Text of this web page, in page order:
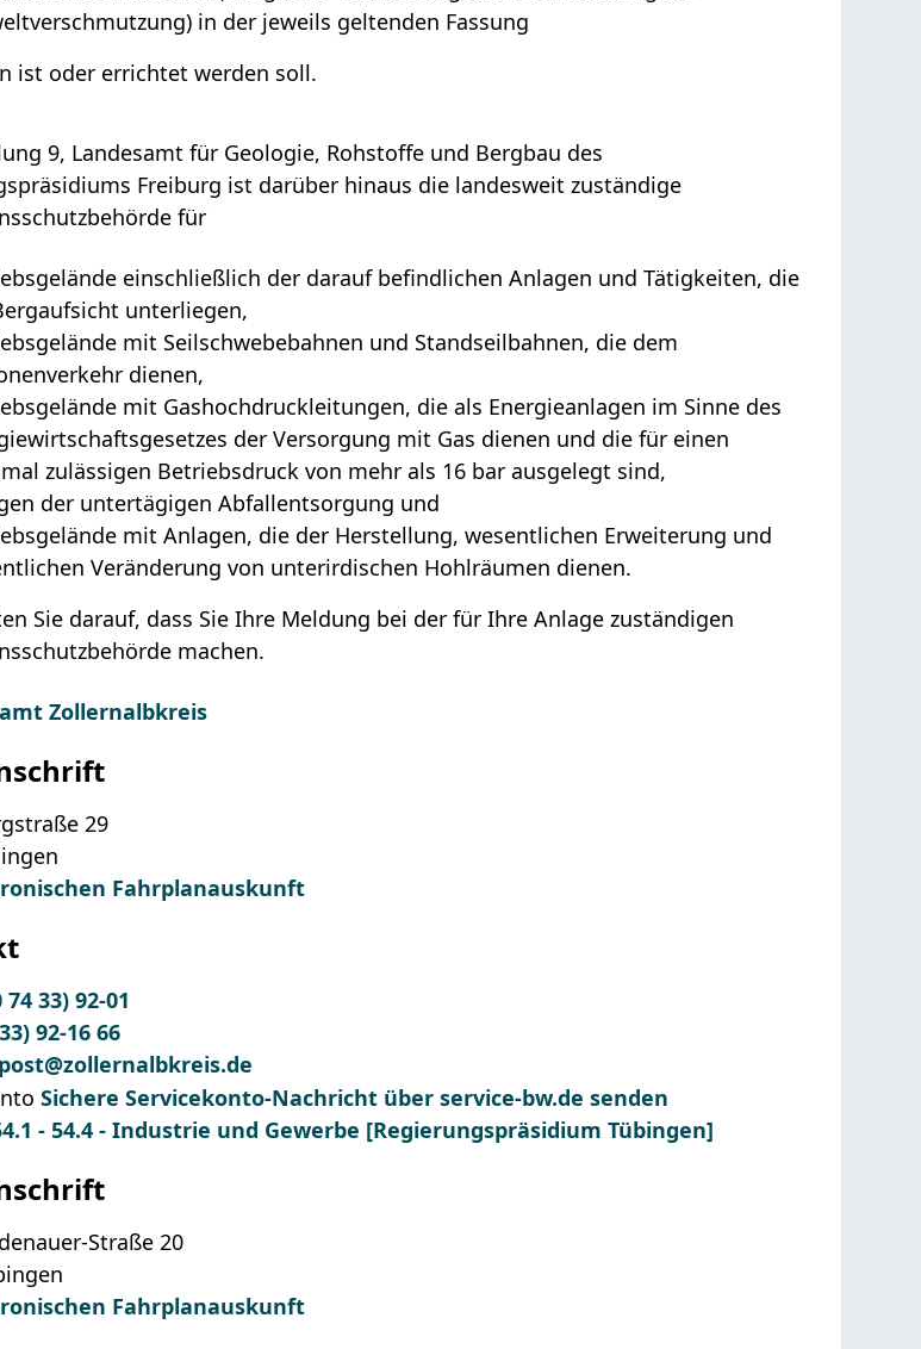
in der jeweils geltenden Fassung
ist oder errichtet werden soll.
9, Landesamt für Geologie, Rohstoffe und Bergbau des
Freiburg ist darüber hinaus die landesweit zuständige
für
einschließlich der darauf befindlichen Anlagen und Tätigkeiten, die
unterliegen,
mit Seilschwebebahnen und Standseilbahnen, die dem
dienen,
mit Gashochdruckleitungen, die als Energieanlagen im Sinne des
der Versorgung mit Gas dienen und die für einen
zulässigen Betriebsdruck von mehr als 16 bar ausgelegt sind,
der untertägigen Abfallentsorgung und
mit Anlagen, die der Herstellung, wesentlichen Erweiterung und
Veränderung von unterirdischen Hohlräumen dienen.
Sie darauf, dass Sie Ihre Meldung bei der für Ihre Anlage zuständigen
machen.
Zollernalbkreis
29
Fahrplanauskunft
74 33) 92-01
33) 92-16 66
post@zollernalbkreis.de
Sichere Servicekonto-Nachricht über service-bw.de senden
- 54.4 - Industrie und Gewerbe [Regierungspräsidium Tübingen]
Straße 20
Fahrplanauskunft